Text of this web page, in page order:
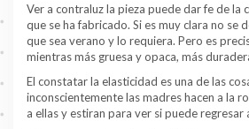
Ver a contraluz la pieza puede dar fe de la
que se ha fabricado. Si es muy clara no se
que sea verano y lo requiera. Pero es
mientras más gruesa y opaca, más
El constatar la elasticidad es una de las
inconscientemente las madres hacen a la
a ellas y estiran para ver si puede regresar